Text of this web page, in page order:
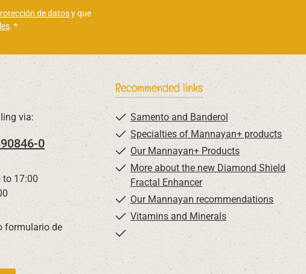
de datosy que
. *
via:
0
to 17:00
formulario de
Recommended links
Samento and Banderol
Specialties of Mannayan+ products
Our Mannayan+ Products
More about the new Diamond Shield
Fractal Enhancer
Our Mannayan recommendations
Vitamins and Minerals